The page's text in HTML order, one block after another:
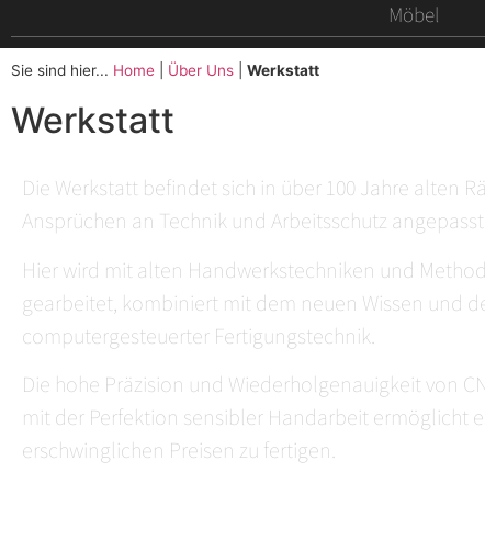
Möbel
Sie sind hier... Home Über Uns Werkstatt
Werkstatt
Die Werkstatt befindet sich in über 100 Jahre alten
Ansprüchen an Technik und Arbeitsschutz
Hier wird mit alten Handwerkstechniken und
gearbeitet, kombiniert mit dem neuen Wissen und
computergesteuerter Fertigungstechnik.
Die hohe Präzision und Wiederholgenauigkeit von
mit der Perfektion sensibler Handarbeit ermöglicht
erschwinglichen Preisen zu fertigen.